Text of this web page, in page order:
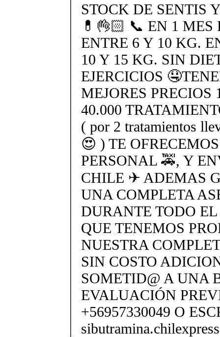
STOCK DE SENTIS
💊👌🏻 📞 EN 1
ENTRE 6 Y 10 KG.
10 Y 15 KG. SIN
EJERCICIOS
MEJORES PRECIOS
40.000
( por 2 tratamientos
😍 ) TE
PERSONAL 🚕, Y
CHILE ✈ ADEMAS
UNA COMPLETA
DURANTE TODO EL
QUE TENEMOS
NUESTRA
SIN COSTO
SOMETID@ A UNA
EVALUACIÓN
+56957330049 O